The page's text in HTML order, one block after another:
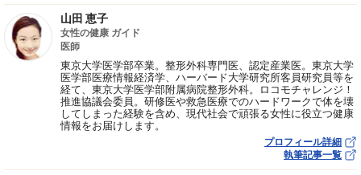
山田 恵子
女性の健康 ガイド
医師
東京大学医学部卒業。整形外科専門医、認定産業医。東京大学
医学部医療情報経済学、ハーバード大学研究所客員研究員等を
経て、東京大学医学部附属病院整形外科。ロコモチャレンジ！
推進協議会委員。研修医や救急医療でのハードワークで体を壊
してしまった経験を含め、現代社会で頑張る女性に役立つ健康
情報をお届けします。
プロフィール詳細
執筆記事一覧